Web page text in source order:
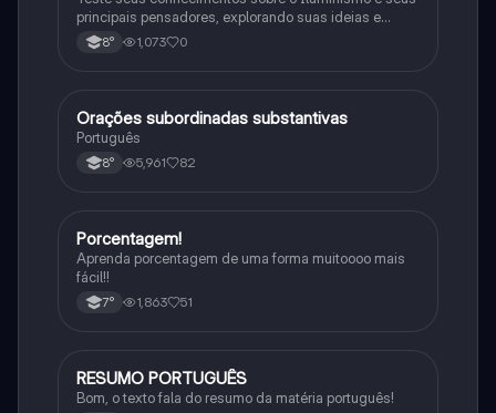
principais pensadores, explorando suas ideias e
impacto histórico.
8° 1,073 0
Português
Orações subordinadas substantivas
Português
8° 5,961 82
Matematica
Porcentagem!
Aprenda porcentagem de uma forma muitoooo mais
fácil!!
7° 1,863 51
Português
RESUMO PORTUGUÊS
Bom, o texto fala do resumo da matéria português!